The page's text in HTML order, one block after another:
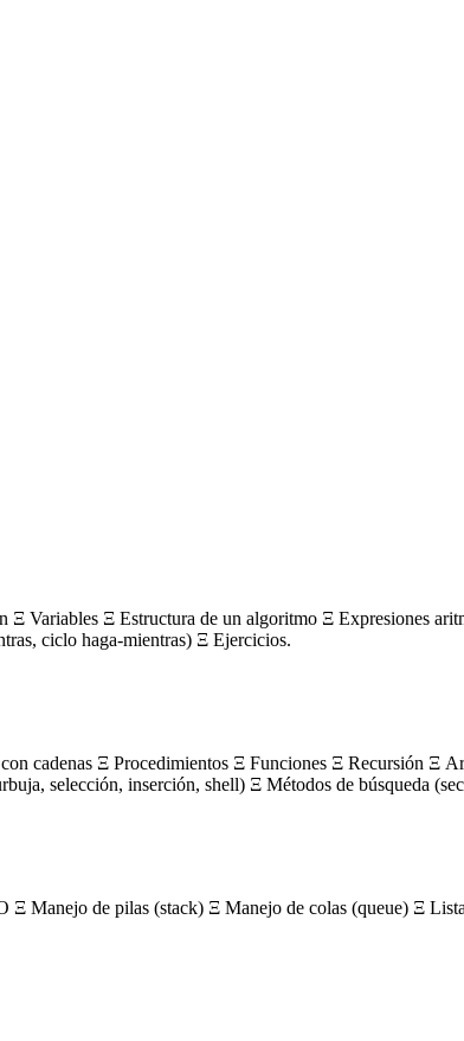
Variables Ξ Estructura de un algoritmo Ξ Expresiones
ciclo haga-mientras) Ξ Ejercicios.
cadenas Ξ Procedimientos Ξ Funciones Ξ Recursión Ξ
selección, inserción, shell) Ξ Métodos de búsqueda
Ξ Manejo de pilas (stack) Ξ Manejo de colas (queue) Ξ